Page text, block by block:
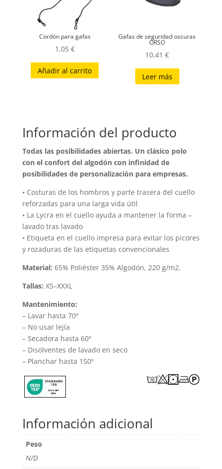
Cordón para gafas
1,05 €
Añadir al carrito
Gafas de seguridad oscuras
ORSO
10,41€
Leer más
Información del producto
Todas las posibilidades abiertas. Un clásico polo
con el confort del algodón con infinidad de
posibilidades de personalización para empresas.
• Costuras de los hombros y parte trasera del cuello
reforzadas para una larga vida útil
• La Lycra en el cuello ayuda a mantener la forma –
lavado tras lavado
• Etiqueta en el cuello impresa para evitar los picores
y rozaduras de las etiquetas convencionales
Material: 65% Poliéster 35% Algodón, 220 g/m2.
Tallas: XS–XXXL
Mantenimiento:
– Lavar hasta 70º
– No usar lejía
– Secadora hasta 60º
– Disolventes de lavado en seco
– Planchar hasta 150º
Información adicional
Peso
N/D